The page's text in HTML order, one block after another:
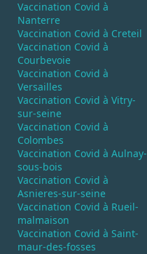
Vaccination Covid à
Nanterre
Vaccination Covid à Creteil
Vaccination Covid à
Courbevoie
Vaccination Covid à
Versailles
Vaccination Covid à Vitry-
sur-seine
Vaccination Covid à
Colombes
Vaccination Covid à Aulnay-
sous-bois
Vaccination Covid à
Asnieres-sur-seine
Vaccination Covid à Rueil-
malmaison
Vaccination Covid à Saint-
maur-des-fosses